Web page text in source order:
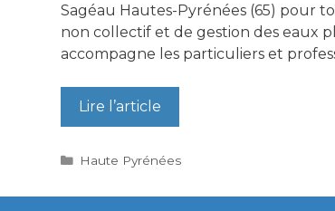
Sagéau Hautes-Pyrénées (65) pour
non collectif et de gestion des eaux
accompagne les particuliers et
Lire l’article
Catégories
Haute Pyrénées